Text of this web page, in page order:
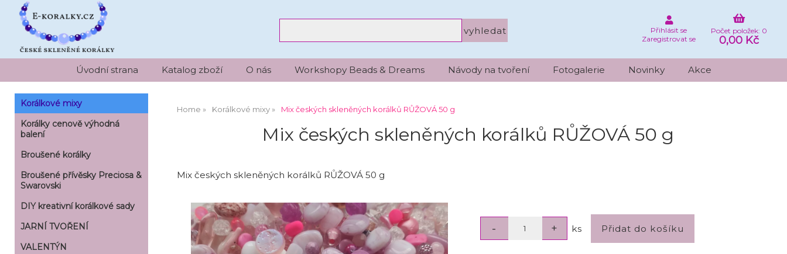
Počet položek: 0
0,00 Kč
Přihlásit se
Zaregistrovat se
Úvodní strana Katalog zboží O nás Workshopy Beads & Dreams Návody na tvoření Fotogalerie Novinky Akce
Home Korálkové mixy Mix českých skleněných korálků RŮŽOVÁ 50 g
Mix českých skleněných korálků RŮŽOVÁ 50 g
Mix českých skleněných korálků RŮŽOVÁ 50 g
ks
Korálkové mixy
Korálky cenově výhodná
balení
Broušené korálky
Broušené přívěsky Preciosa &
Swarovski
DIY kreativní korálkové sady
JARNÍ TVOŘENÍ
VALENTÝN